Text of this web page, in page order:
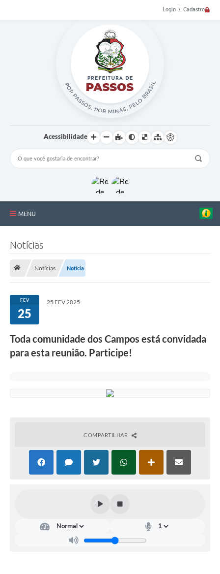
Login / Cadastro
Acessibilidade
MENU
Estrutura Administrativa
Galeria de Fotos
Notícias
Notícias Notícia
FEV
25
25 FEV 2025
Toda comunidade dos Campos está convidada
para esta reunião. Participe!
COMPARTILHAR